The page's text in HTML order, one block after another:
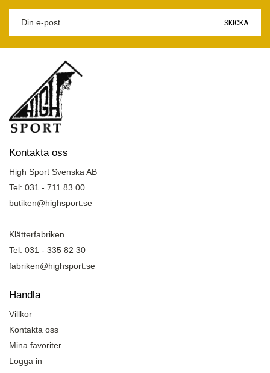
SKICKA
Kontakta oss
High Sport Svenska AB
Tel: 031 - 711 83 00
butiken@highsport.se
Klätterfabriken
Tel: 031 - 335 82 30
fabriken@highsport.se
Handla
Villkor
Kontakta oss
Mina favoriter
Logga in